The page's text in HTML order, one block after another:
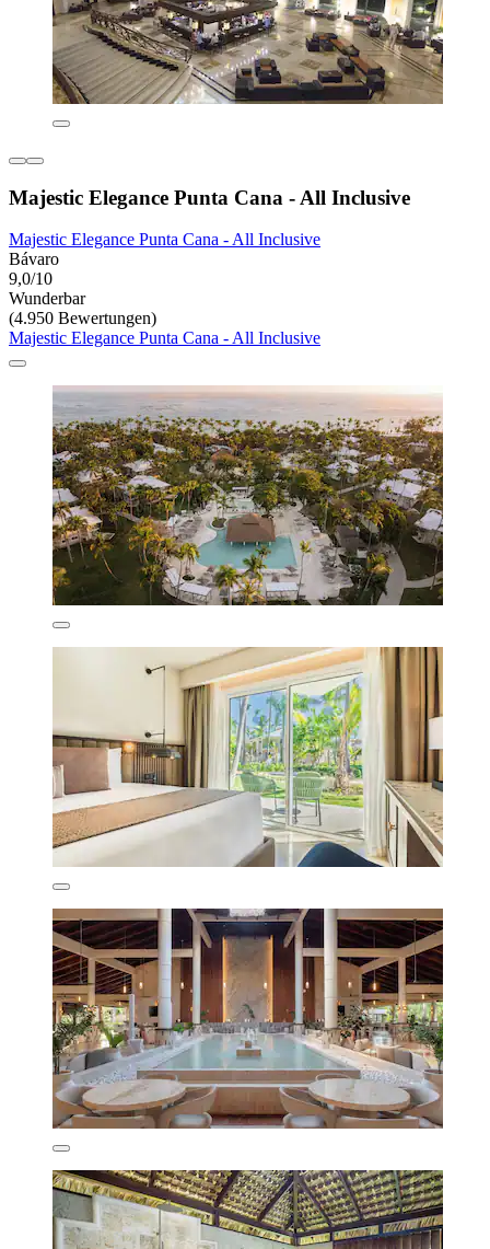
Majestic Elegance Punta Cana - All Inclusive
Majestic Elegance Punta Cana - All Inclusive
Bávaro
9,0/10
Wunderbar
(4.950 Bewertungen)
Majestic Elegance Punta Cana - All Inclusive